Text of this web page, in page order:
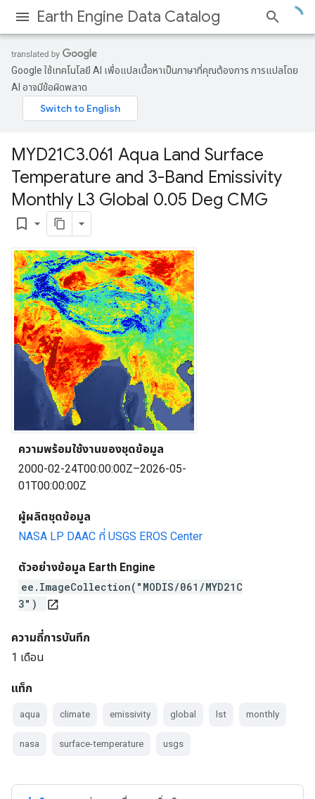
Earth Engine Data Catalog
Google ใช้เทคโนโลยี AI เพื่อแปลเนื้อหาเป็นภาษาที่คุณต้องการ การแปลโดย
AI อาจมีข้อผิดพลาด
MYD21C3.061 Aqua Land Surface
Temperature and 3-Band Emissivity
Monthly L3 Global 0.05 Deg CMG
bookmark_border
ความพร้อมใช้งานของชุดข้อมูล
2000-02-24T00:00:00Z–2026-05-
01T00:00:00Z
ผู้ผลิตชุดข้อมูล
NASA LP DAAC ที่ USGS EROS Center
ตัวอย่างข้อมูล Earth Engine
ee.ImageCollection("MODIS/061/MYD21C
3")
open_in_new
ความถี่การบันทึก
1 เดือน
แท็ก
aqua climate emissivity global lst monthly
nasa surface-temperature usgs